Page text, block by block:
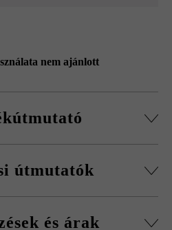
nem ajánlott
és fedőlapokkal.
valamint előfalazáshoz
útmutatók
és árak